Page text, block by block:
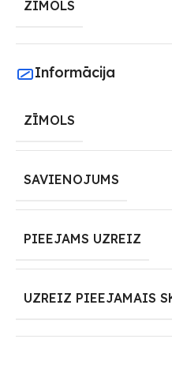
ZĪMOLS
Informācija
ZĪMOLS
SAVIENOJUMS
PIEEJAMS UZREIZ
UZREIZ PIEEJAMAIS